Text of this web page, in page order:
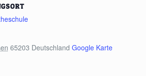
65203 Deutschland Google Karte